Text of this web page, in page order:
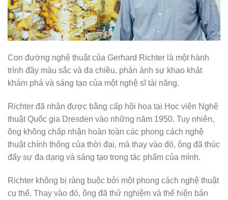
Con đường nghệ thuật của Gerhard Richter là một hành
trình đầy màu sắc và đa chiều, phản ánh sự khao khát
khám phá và sáng tạo của một nghệ sĩ tài năng.
Richter đã nhận được bằng cấp hội họa tại Học viện Nghệ
thuật Quốc gia Dresden vào những năm 1950. Tuy nhiên,
ông không chấp nhận hoàn toàn các phong cách nghệ
thuật chính thống của thời đại, mà thay vào đó, ông đã thúc
đẩy sự đa dạng và sáng tạo trong tác phẩm của mình.
Richter không bị ràng buộc bởi một phong cách nghệ thuật
cụ thể. Thay vào đó, ông đã thử nghiệm và thể hiện bản